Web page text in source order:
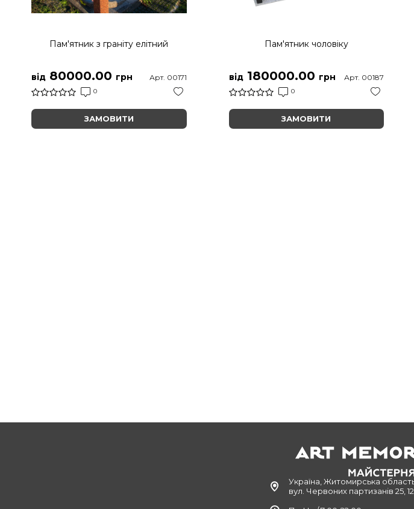
Пам'ятник з граніту елітний
від 80000.00 грн
0
Арт. 00171
ЗАМОВИТИ
Пам'ятник чоловіку
від180000.00 грн
0
Арт. 00187
ЗАМОВИТИ
Україна, Житомирська
вул. Червоних партизанів 25,